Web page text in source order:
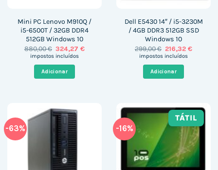
Mini PC Lenovo M910Q /
i5-6500T / 32GB DDR4
512GB Windows 10
880,00€ O
preço
era:
880,00 €.
324,27€O
impostos incluídos
Adicionar
Dell E5430 14″ / i5-3230M
/ 4GB DDR3 512GB SSD
Windows 10
299,00€ O
preço
era:
299,00 €.
216,32€O
impostos incluídos
Adicionar
-63% -16%
TÁTIL